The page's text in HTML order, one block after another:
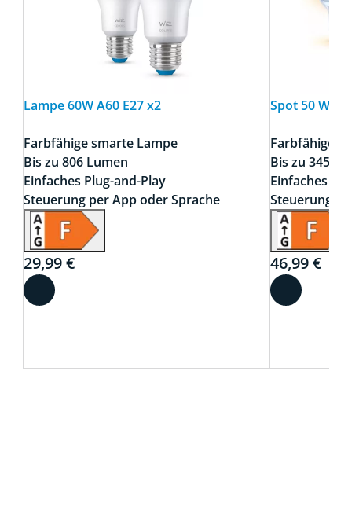
Lampe 60W A60 E27 x2
Farbfähige smarte Lampe
Bis zu 806 Lumen
Einfaches Plug-and-Play
Steuerung per App oder Sprache
29,99 €
Spot 50 W
Farbfähige
Bis zu 345
Einfaches
Steuerung
46,99 €